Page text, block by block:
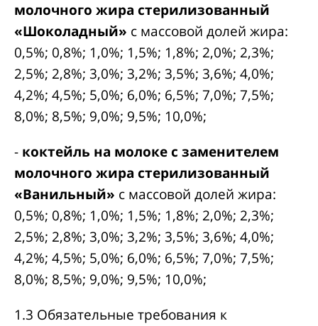
молочного жира стерилизованный
«Шоколадный» с массовой долей жира:
0,5%; 0,8%; 1,0%; 1,5%; 1,8%; 2,0%; 2,3%;
2,5%; 2,8%; 3,0%; 3,2%; 3,5%; 3,6%; 4,0%;
4,2%; 4,5%; 5,0%; 6,0%; 6,5%; 7,0%; 7,5%;
8,0%; 8,5%; 9,0%; 9,5%; 10,0%;
- коктейль на молоке с заменителем
молочного жира стерилизованный
«Ванильный» с массовой долей жира:
0,5%; 0,8%; 1,0%; 1,5%; 1,8%; 2,0%; 2,3%;
2,5%; 2,8%; 3,0%; 3,2%; 3,5%; 3,6%; 4,0%;
4,2%; 4,5%; 5,0%; 6,0%; 6,5%; 7,0%; 7,5%;
8,0%; 8,5%; 9,0%; 9,5%; 10,0%;
1.3 Обязательные требования к